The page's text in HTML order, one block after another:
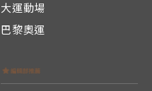
大運動場
巴黎奧運